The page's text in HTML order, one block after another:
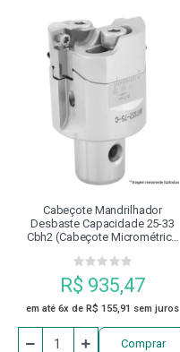
Cabeçote Mandrilhador
Desbaste Capacidade 25-33
Cbh2 (cabeçote Micrométrico
R$ 935,47
em até 6x de R$ 155,91 sem juros
Comprar